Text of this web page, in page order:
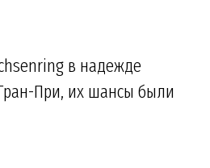
в надежде
При, их шансы были